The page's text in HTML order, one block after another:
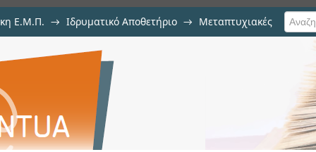
Ε.Μ.Π. → Ιδρυματικό Αποθετήριο → Μεταπτυχιακές
αστοχίας αγωγών ύδρευσης